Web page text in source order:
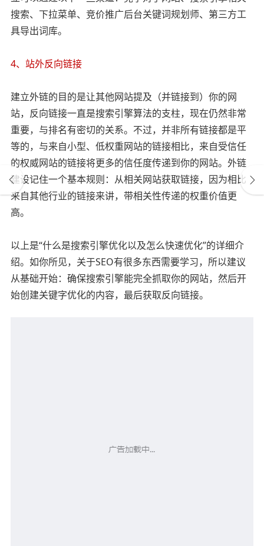
搜索、下拉菜单、竞价推广后台关键词规划师、第三方工
具导出词库。
4、站外反向链接
建立外链的目的是让其他网站提及（并链接到）你的网
站，反向链接一直是搜索引擎算法的支柱，现在仍然非常
重要，与排名有密切的关系。不过，并非所有链接都是平
等的，与来自小型、低权重网站的链接相比，来自受信任
的权威网站的链接将更多的信任度传递到你的网站。外链
建设记住一个基本规则：从相关网站获取链接，因为相比
来自其他行业的链接来讲，带相关性传递的权重价值更
高。
以上是“什么是搜索引擎优化以及怎么快速优化”的详细介
绍。如你所见，关于SEO有很多东西需要学习，所以建议
从基础开始：确保搜索引擎能完全抓取你的网站，然后开
始创建关键字优化的内容，最后获取反向链接。